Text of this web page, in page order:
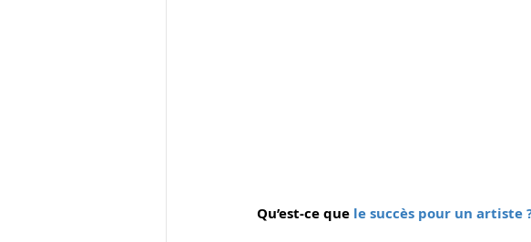
Qu’est-ce que le succès pour un artiste